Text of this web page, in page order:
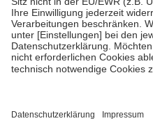
• Untersuchungen zur Vorsorge
GKV getragen werden
• empfohlenen Schutzimpfungen
• Harn- und Blutteststreifen
getroffen, um sicherzustellen,